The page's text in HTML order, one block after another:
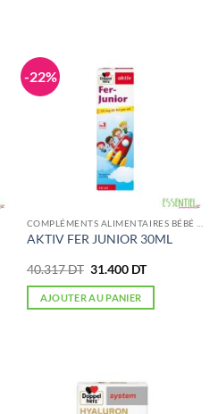
-22%
AKTIV FER JUNIOR 30ML
40.317DT Le
initial
était :
31.400 DTLe
actuel
AJOUTER AU PANIER